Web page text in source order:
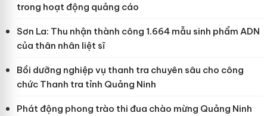
trong hoạt động quảng cáo
Sơn La: Thu nhận thành công 1.664 mẫu sinh phẩm ADN
của thân nhân liệt sĩ
Bồi dưỡng nghiệp vụ thanh tra chuyên sâu cho công
chức Thanh tra tỉnh Quảng Ninh
Phát động phong trào thi đua chào mừng Quảng Ninh